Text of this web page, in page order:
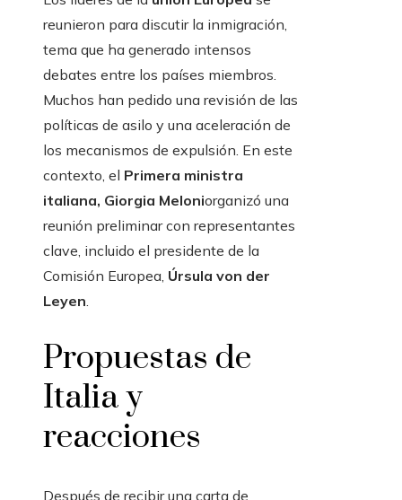
reunieron para discutir la inmigración,
tema que ha generado intensos
debates entre los países miembros.
Muchos han pedido una revisión de las
políticas de asilo y una aceleración de
los mecanismos de expulsión. En este
contexto, el Primera ministra
italiana, Giorgia Meloniorganizó una
reunión preliminar con representantes
clave, incluido el presidente de la
Comisión Europea, Úrsula von der
Leyen.
Propuestas de
Italia y
reacciones
Después de recibir una carta de